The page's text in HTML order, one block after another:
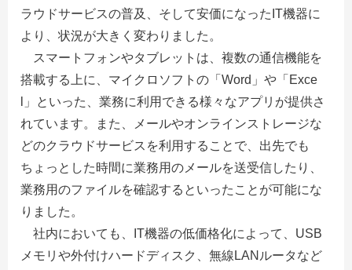
ラウドサービスの普及、そして安価になったIT機器に
より、状況が大きく変わりました。
スマートフォンやタブレットは、複数の通信機能を
搭載する上に、マイクロソフトの「Word」や「Exce
l」といった、業務に利用できる様々なアプリが提供さ
れています。また、メールやオンラインストレージな
どのクラウドサービスを利用することで、出先でも
ちょっとした時間に業務用のメールを送受信したり、
業務用のファイルを確認するといったことが可能にな
りました。
社内においても、IT機器の低価格化によって、USB
メモリや外付けハードディスク、無線LANルータなど